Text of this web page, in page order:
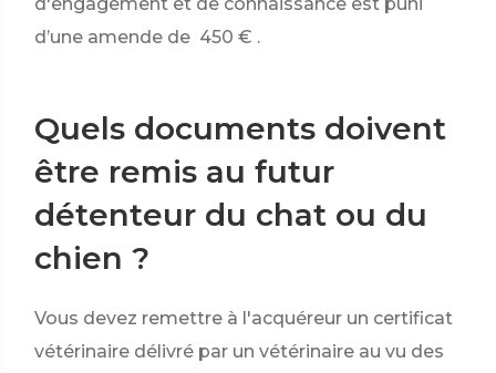
d’une amende de 450 € .
Quels documents doivent
être remis au futur
détenteur du chat ou du
chien ?
Vous devez remettre à l'acquéreur un certificat
vétérinaire délivré par un vétérinaire au vu des